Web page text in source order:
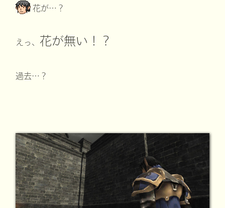
花が…？
えっ、 花が無い！？
過去…？